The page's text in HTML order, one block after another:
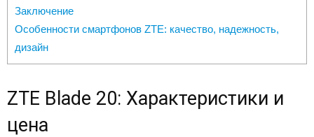
Заключение
Особенности смартфонов ZTE: качество, надежность,
дизайн
ZTE Blade 20: Характеристики и
цена